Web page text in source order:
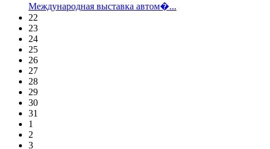
Международная выставка автом�...
22
23
24
25
26
27
28
29
30
31
1
2
3